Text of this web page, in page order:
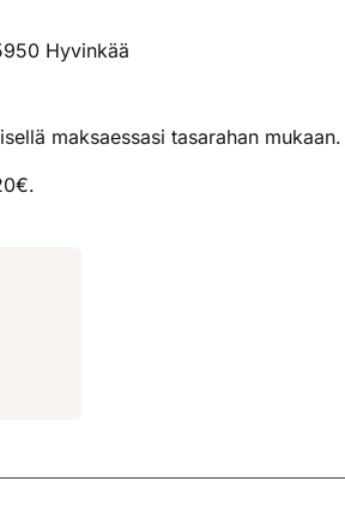
Hyvinkää
maksaessasi tasarahan mukaan.